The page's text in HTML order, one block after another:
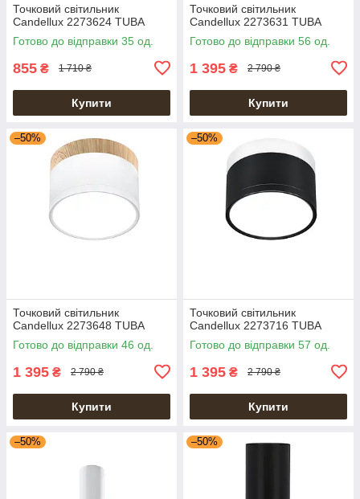
Точковий світильник
Candellux 2273624 TUBA
Готово до відправки 35 од.
855 ₴ 1 710 ₴
Купити
Точковий світильник
Candellux 2273631 TUBA
Готово до відправки 56 од.
1 395 ₴ 2 790 ₴
Купити
–50%
Точковий світильник
Candellux 2273648 TUBA
Готово до відправки 46 од.
1 395 ₴ 2 790 ₴
Купити
–50%
Точковий світильник
Candellux 2273716 TUBA
Готово до відправки 57 од.
1 395 ₴ 2 790 ₴
Купити
–50% –50%